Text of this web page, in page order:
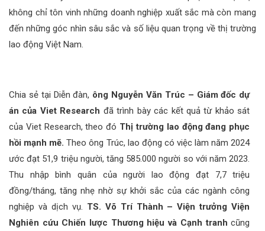
không chỉ tôn vinh những doanh nghiệp xuất sắc mà còn mang
đến những góc nhìn sâu sắc và số liệu quan trọng về thị trường
lao động Việt Nam.
Chia sẻ tại Diễn đàn, ông Nguyễn Văn Trúc – Giám đốc dự
án của Viet Research đã trình bày các kết quả từ khảo sát
của Viet Research, theo đó Thị trường lao động đang phục
hồi mạnh mẽ. Theo ông Trúc, lao động có việc làm năm 2024
ước đạt 51,9 triệu người, tăng 585.000 người so với năm 2023.
Thu nhập bình quân của người lao động đạt 7,7 triệu
đồng/tháng, tăng nhẹ nhờ sự khởi sắc của các ngành công
nghiệp và dịch vụ. TS. Võ Trí Thành – Viện trưởng Viện
Nghiên cứu Chiến lược Thương hiệu và Cạnh tranh cũng